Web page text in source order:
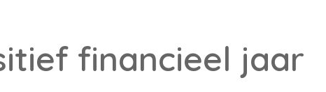
financieel jaar